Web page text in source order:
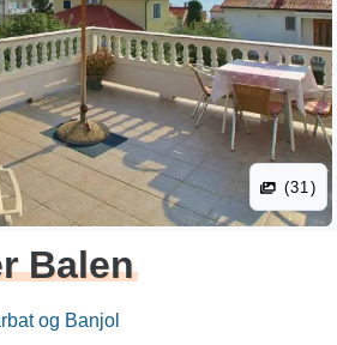
(31)
Balen
og Banjol